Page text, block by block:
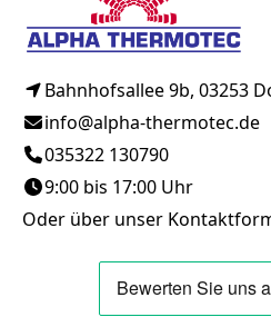
Bahnhofsallee 9b, 03253
info@alpha-thermotec.de
035322 130790
9:00 bis 17:00 Uhr
Oder über unser